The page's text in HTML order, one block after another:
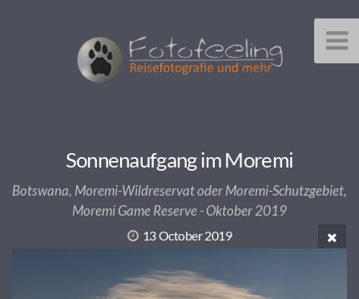
Sonnenaufgang im Moremi
Botswana, Moremi-Wildreservat oder Moremi-Schutzgebiet,
Moremi Game Reserve - Oktober 2019
13 October 2019